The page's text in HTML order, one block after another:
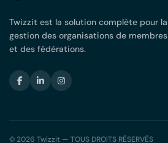
Twizzit est la solution complète pour la
gestion des organisations de membres
et des fédérations.
© 2026 Twizzit — TOUS DROITS RÉSERVÉS